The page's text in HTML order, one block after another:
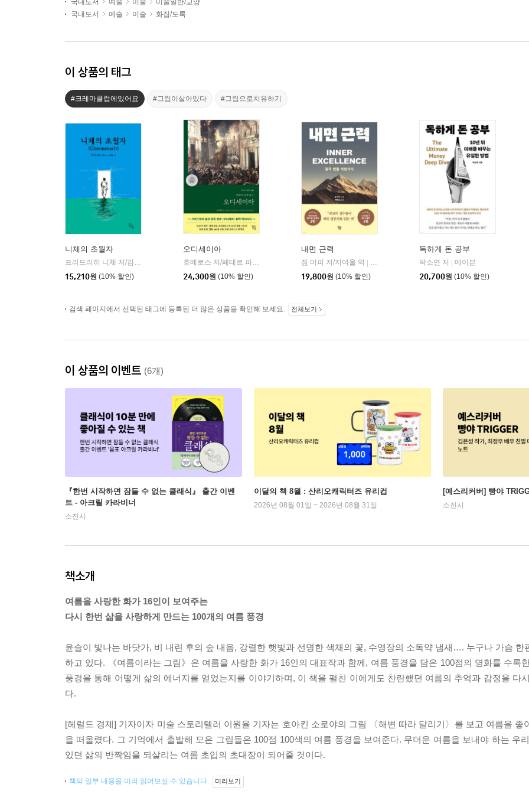
국내도서 예술 미술
미술일반/교양
국내도서
예술 미술 화집/도록
이 상품의 태그
#크레마클럽에있어요 #그림이살아있다 #그림으로치유하기
니체의 초월자
프리드리히 니체 저/김철 편역
15,210원 (10% 할인)
오디세이아
호메로스 저/페테르 파울 루벤스 그림/박문재 역 | 현대지성
24,300원 (10% 할인)
내면 근력
짐 머피 저/지여울 역
윌북(willbook)
19,800원 (10% 할인)
독하게 돈 공부
박소연 저
메이븐
20,700원 (10% 할인)
검색 페이지에서 선택된 태그에 등록된 더 많은 상품을 확인해 보세요. 전체보기
이 상품의 이벤트 (6개)
『한번 시작하면 잠들 수 없는 클래식』 출간 이벤
트 - 아크릴 카라비너
소진시
이달의 책 8월 : 산리오캐릭터즈 유리컵
2026년 08월 01일 ~ 2026년 08월 31일
[예스리커버] 빵야
소진시
책소개
여름을 사랑한 화가 16인이 보여주는
다시 한번 삶을 사랑하게 만드는 100개의 여름 풍경
윤슬이 빛나는 바닷가, 비 내린 후의 숲 내음, 강렬한 햇빛과 선명한 색채의 꽃, 수영장의 소독약 냄새…. 누구나 가슴 한
하고 있다. 《여름이라는 그림》은 여름을 사랑한 화가 16인의 대표작과 함께, 여름 풍경을 담은 100점의 명화를 수록
풍경을 통해 어떻게 삶의 에너지를 얻었는지를 이야기하며, 이 책을 펼친 이에게도 찬란했던 여름의 추억과 감정을 다
다.
[헤럴드 경제] 기자이자 미술 스토리텔러 이원율 기자는 호아킨 소로야의 그림 〈해변 따라 달리기〉를 보고 여름을 좋
을 떠올렸다. 그 기억에서 출발해 모은 그림들은 100점 100색의 여름 풍경을 보여준다. 무더운 여름을 보내야 하는 우
있던 삶의 반짝임을 되살리는 여름 초입의 초대장이 되어줄 것이다.
책의 일부 내용을 미리 읽어보실 수 있습니다. 미리보기